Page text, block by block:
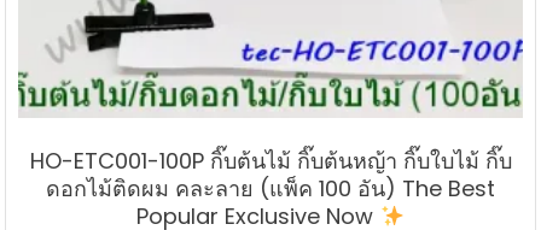
HO-ETC001-100P กิ๊บต้นไม้ กิ๊บต้นหญ้า กิ๊บใบไม้ กิ๊บ
ดอกไม้ติดผม คละลาย (แพ็ค 100 อัน) The Best
Popular Exclusive Now